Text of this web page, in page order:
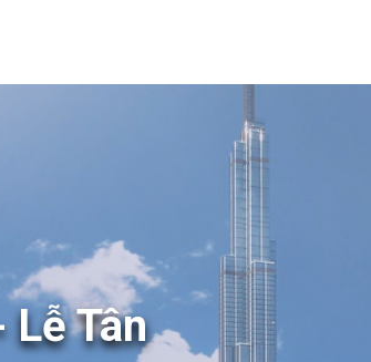
Lễ Tân